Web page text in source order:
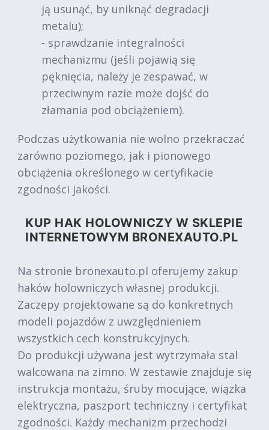
ją usunąć, by uniknąć degradacji
metalu);
- sprawdzanie integralności
mechanizmu (jeśli pojawią się
pęknięcia, należy je zespawać, w
przeciwnym razie może dojść do
złamania pod obciążeniem).
Podczas użytkowania nie wolno przekraczać
zarówno poziomego, jak i pionowego
obciążenia określonego w certyfikacie
zgodności jakości.
KUP HAK HOLOWNICZY W SKLEPIE
INTERNETOWYM BRONEXAUTO.PL
Na stronie bronexauto.pl oferujemy zakup
haków holowniczych własnej produkcji.
Zaczepy projektowane są do konkretnych
modeli pojazdów z uwzględnieniem
wszystkich cech konstrukcyjnych.
Do produkcji używana jest wytrzymała stal
walcowana na zimno. W zestawie znajduje się
instrukcja montażu, śruby mocujące, wiązka
elektryczna, paszport techniczny i certyfikat
zgodności. Każdy mechanizm przechodzi